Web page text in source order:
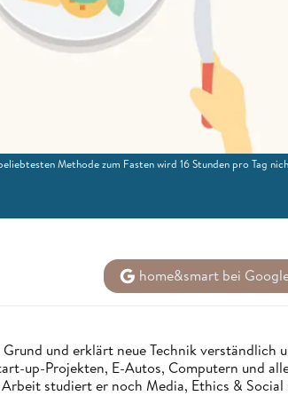
Methode zum Fasten wird 16 Stunden pro Tag
home&smart bei
und erklärt neue Technik verständlich
up-Projekten, E-Autos, Computern und
studiert er noch Media, Ethics & Social